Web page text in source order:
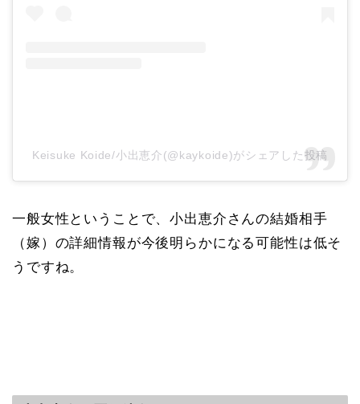
Keisuke Koide/小出恵介(@kaykoide)がシェアした投稿
一般女性ということで、小出恵介さんの結婚相手
（嫁）の詳細情報が今後明らかになる可能性は低そ
うですね。